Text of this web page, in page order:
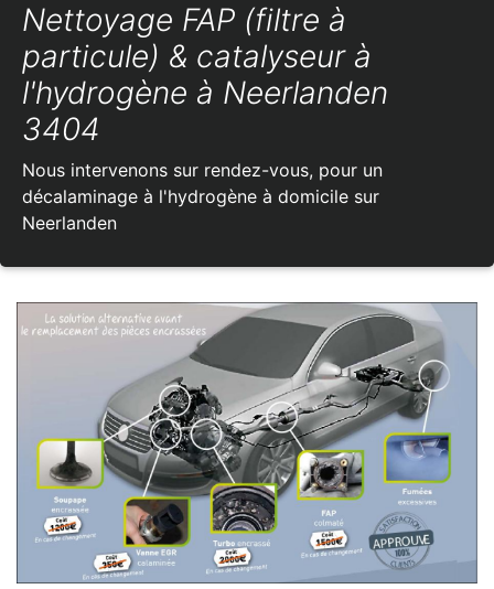
Nettoyage FAP (filtre à
particule) & catalyseur à
l'hydrogène à Neerlanden
3404
Nous intervenons sur rendez-vous, pour un
décalaminage à l'hydrogène à domicile sur
Neerlanden